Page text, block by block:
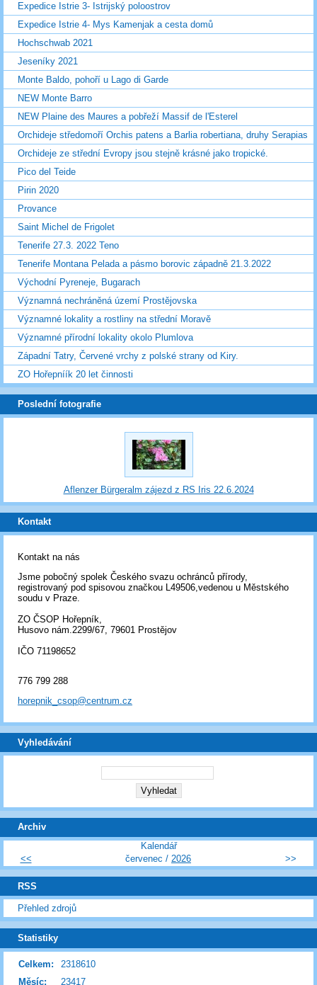
Expedice Istrie 3- Istrijský poloostrov
Expedice Istrie 4- Mys Kamenjak a cesta domů
Hochschwab 2021
Jeseníky 2021
Monte Baldo, pohoří u Lago di Garde
NEW Monte Barro
NEW Plaine des Maures a pobřeží Massif de l'Esterel
Orchideje středomoří Orchis patens a Barlia robertiana, druhy Serapias
Orchideje ze střední Evropy jsou stejně krásné jako tropické.
Pico del Teide
Pirin 2020
Provance
Saint Michel de Frigolet
Tenerife 27.3. 2022 Teno
Tenerife Montana Pelada a pásmo borovic západně 21.3.2022
Východní Pyreneje, Bugarach
Významná nechráněná území Prostějovska
Významné lokality a rostliny na střední Moravě
Významné přírodní lokality okolo Plumlova
Západní Tatry, Červené vrchy z polské strany od Kiry.
ZO Hořepníík 20 let činnosti
Poslední fotografie
Aflenzer Bürgeralm zájezd z RS Iris 22.6.2024
Kontakt
Kontakt na nás
Jsme pobočný spolek Českého svazu ochránců přírody,
registrovaný pod spisovou značkou L49506,vedenou u Městského
soudu v Praze.
ZO ČSOP Hořepník,
Husovo nám.2299/67, 79601 Prostějov
IČO 71198652
776 799 288
horepnik_csop@centrum.cz
Vyhledávání
Archiv
Kalendář
<<
červenec / 2026 >>
RSS
Přehled zdrojů
Statistiky
Celkem:
2318610
Měsíc:
23417